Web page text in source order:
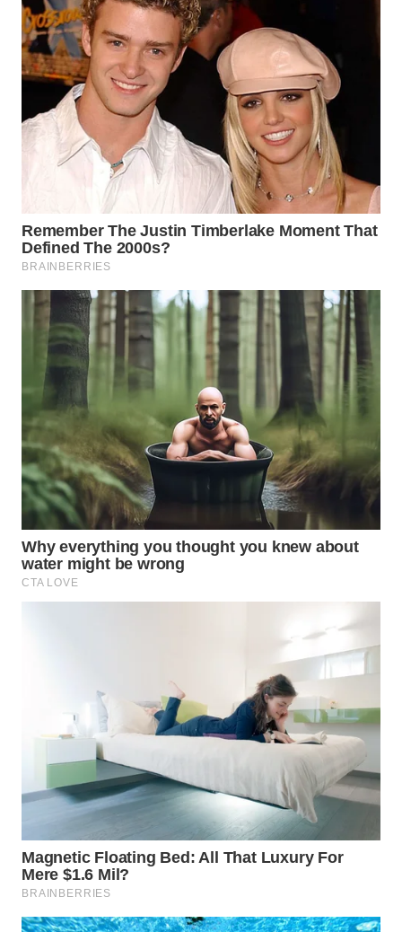
WN
MALUT
WN
DAIRI
WN
DANAU
WN
NIAS
WN
LANGKAT
WN
TAPANULI
SELATAN
WN
TANJUNG
LESUNG
WN
KARO
TENGAH
WN DELI
WN
TEBING
TINGGI